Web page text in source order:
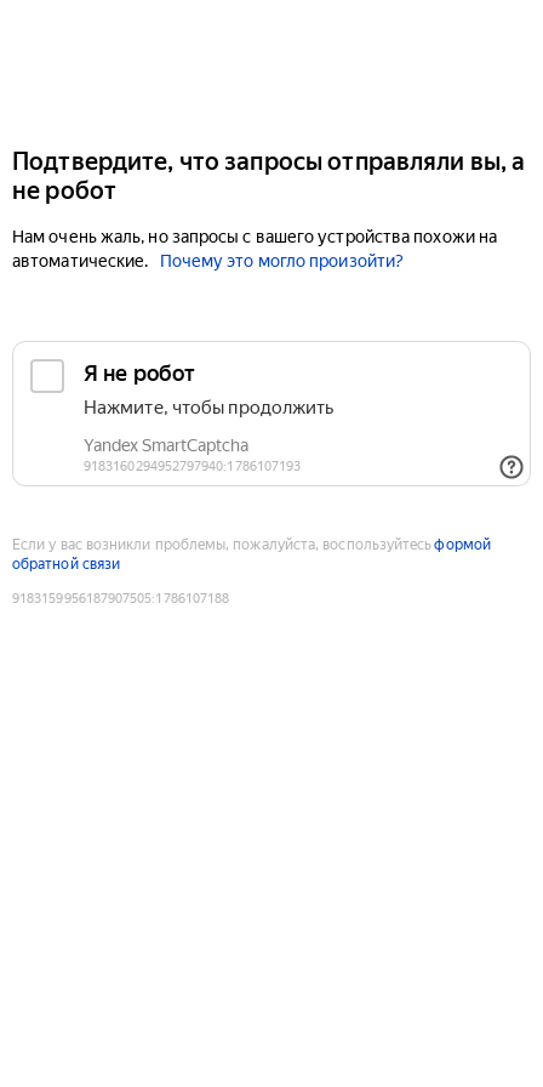
Подтвердите, что запросы отправляли вы, а
не робот
Нам очень жаль, но запросы с вашего устройства похожи на
автоматические.
Почему это могло произойти?
Если у вас возникли проблемы, пожалуйста, воспользуйтесьформой
обратной связи
9183159956187907505:1786107188